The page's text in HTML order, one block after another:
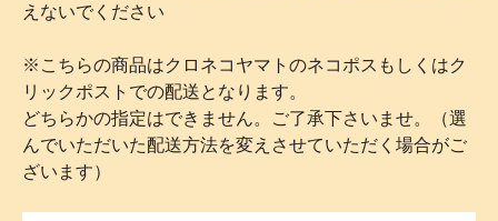
えないでください
※こちらの商品はクロネコヤマトのネコポスもしくはク
リックポストでの配送となります。
どちらかの指定はできません。ご了承下さいませ。（選
んでいただいた配送方法を変えさせていただく場合がご
ざいます）